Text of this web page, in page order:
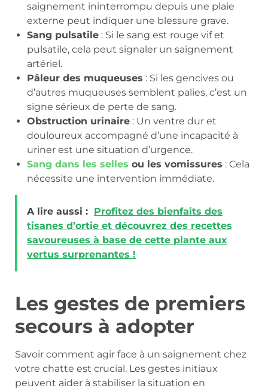
saignement ininterrompu depuis une plaie
externe peut indiquer une blessure grave.
Sang pulsatile : Si le sang est rouge vif et
pulsatile, cela peut signaler un saignement
artériel.
Pâleur des muqueuses : Si les gencives ou
d’autres muqueuses semblent palies, c’est un
signe sérieux de perte de sang.
Obstruction urinaire : Un ventre dur et
douloureux accompagné d’une incapacité à
uriner est une situation d’urgence.
Sang dans les selles ou les vomissures : Cela
nécessite une intervention immédiate.
A lire aussi : Profitez des bienfaits des
tisanes d’ortie et découvrez des recettes
savoureuses à base de cette plante aux
vertus surprenantes !
Les gestes de premiers
secours à adopter
Savoir comment agir face à un saignement chez
votre chatte est crucial. Les gestes initiaux
peuvent aider à stabiliser la situation en